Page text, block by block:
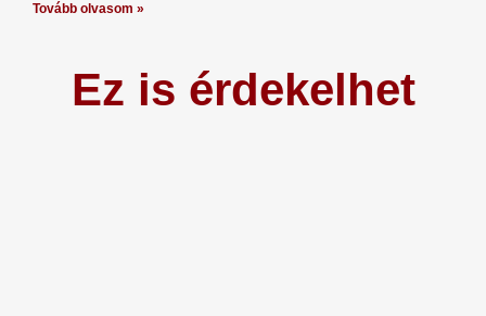
Tovább olvasom »
Ez is érdekelhet